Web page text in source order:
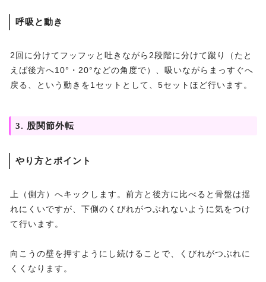
呼吸と動き
2回に分けてフッフッと吐きながら2段階に分けて蹴り（たと
えば後方へ10°・20°などの角度で）、吸いながらまっすぐへ
戻る、という動きを1セットとして、5セットほど行います。
3. 股関節外転
やり方とポイント
上（側方）へキックします。前方と後方に比べると骨盤は揺
れにくいですが、下側のくびれがつぶれないように気をつけ
て行います。
向こうの壁を押すようにし続けることで、くびれがつぶれに
くくなります。